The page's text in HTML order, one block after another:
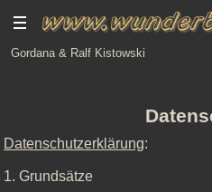
Gordana & Ralf Kistowski
Datenschutzerklärung:
1. Grundsätze